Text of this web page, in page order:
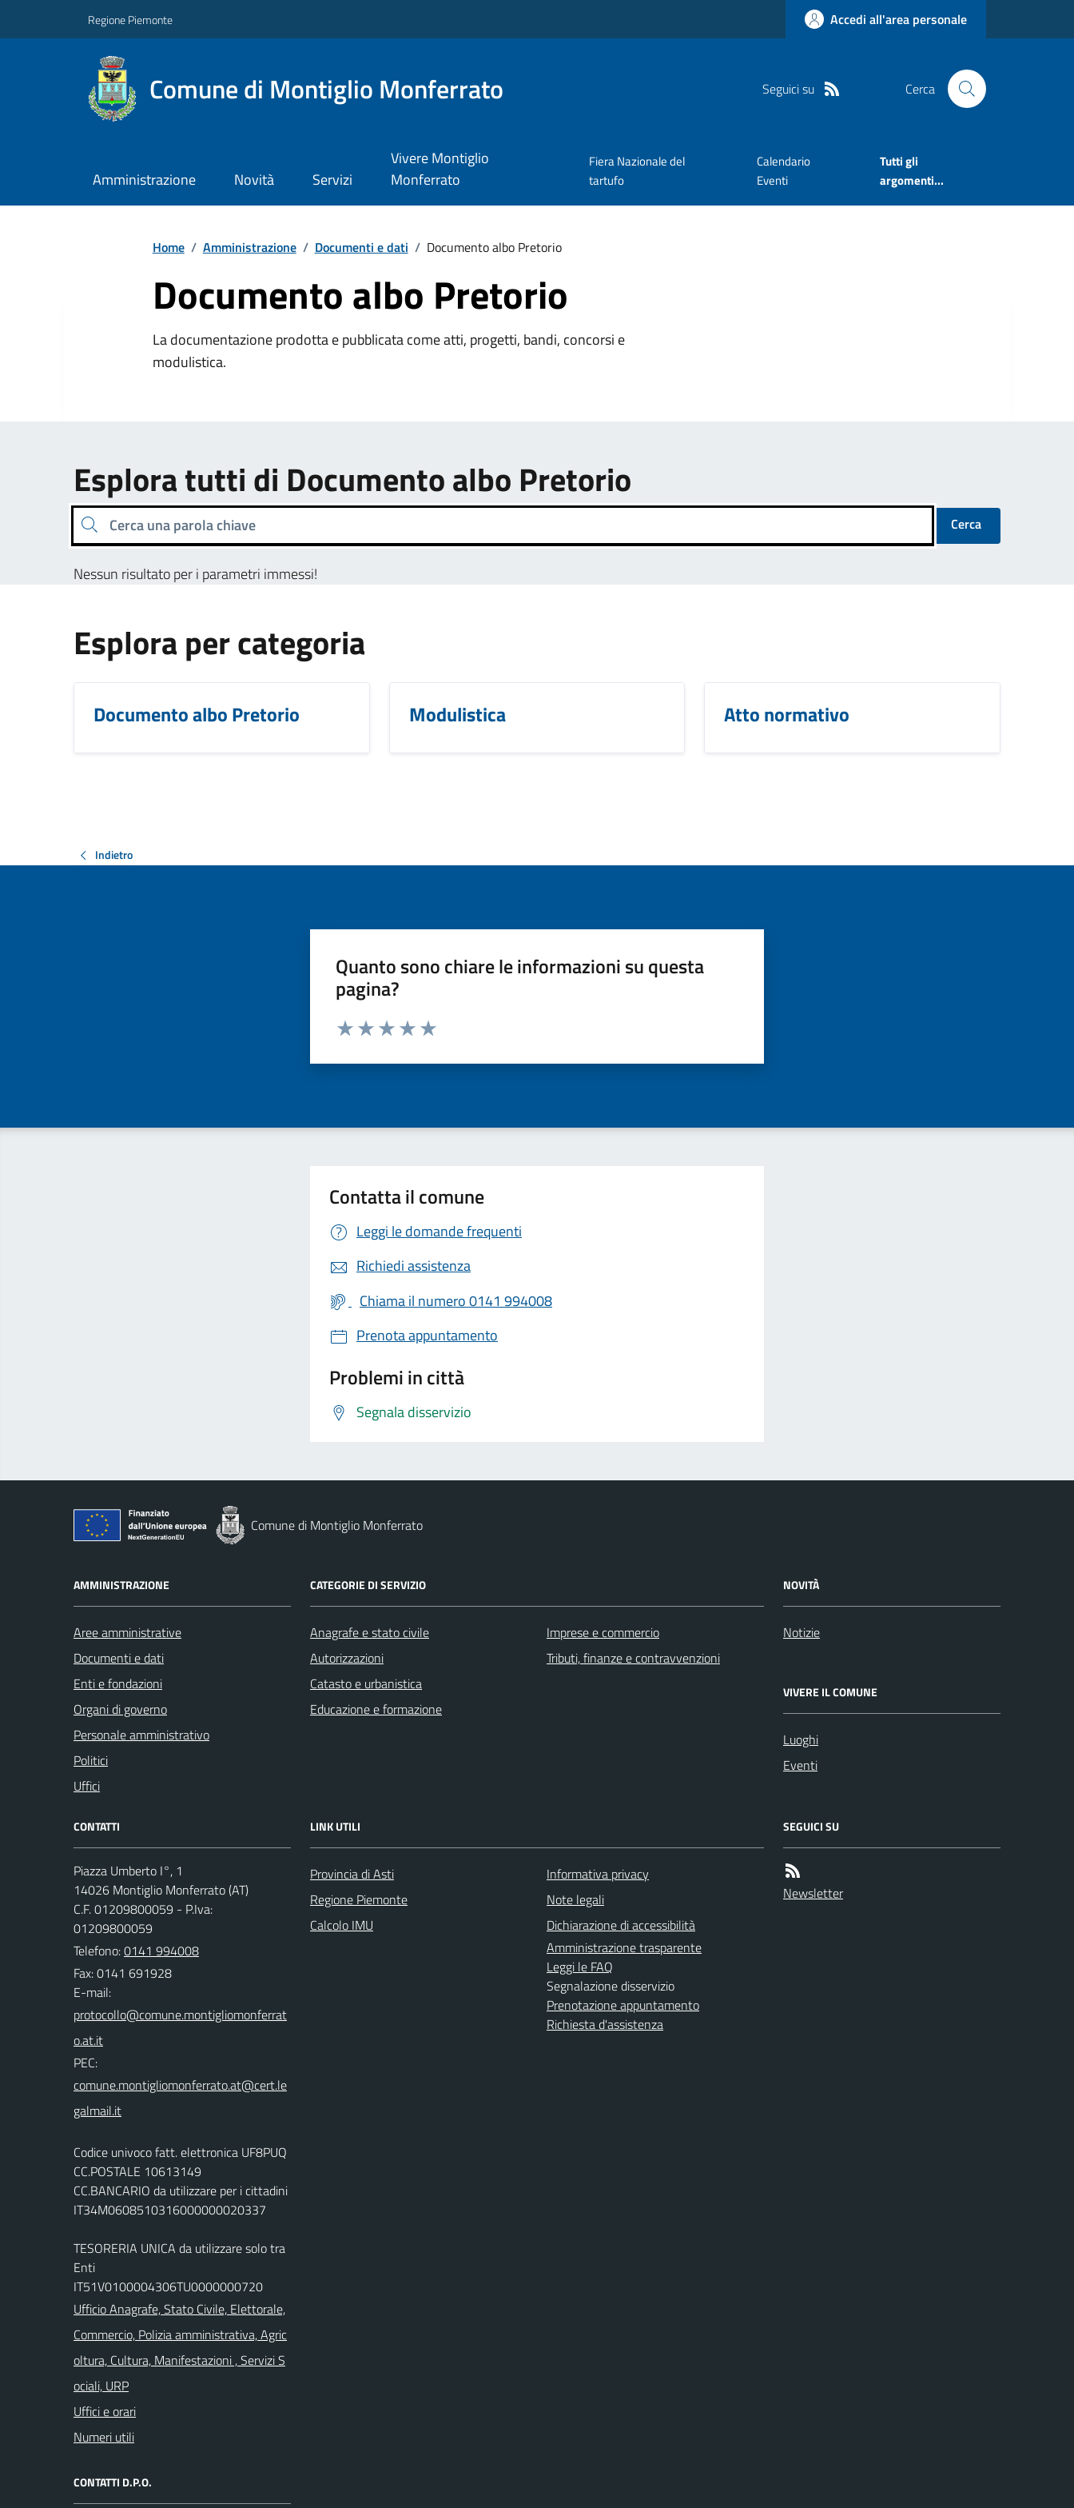
Regione Piemonte Accedi all'area personale
Comune di Montiglio Monferrato Seguici su Cerca
Amministrazione Novità Servizi
Vivere Montiglio
Monferrato
Fiera Nazionale del
tartufo
Calendario
Eventi
Tutti gli
argomenti...
Home / Amministrazione / Documenti e dati / Documento albo Pretorio
Documento albo Pretorio
La documentazione prodotta e pubblicata come atti, progetti, bandi, concorsi e
modulistica.
Esplora tutti di Documento albo Pretorio
Cerca una parola chiave Cerca
Nessun risultato per i parametri immessi!
Esplora per categoria
Documento albo Pretorio Modulistica Atto normativo
Indietro
Quanto sono chiare le informazioni su questa
pagina?
Valuta da 1 a 5 stelle la pagina
Contatta il comune
Leggi le domande frequenti
Richiedi assistenza
Chiama il numero 0141 994008
Prenota appuntamento
Problemi in città
Segnala disservizio
Comune di Montiglio Monferrato
AMMINISTRAZIONE
Aree amministrative
Documenti e dati
Enti e fondazioni
Organi di governo
Personale amministrativo
Politici
Uffici
CATEGORIE DI SERVIZIO
Anagrafe e stato civile
Autorizzazioni
Catasto e urbanistica
Educazione e formazione
Imprese e commercio
Tributi, finanze e contravvenzioni
NOVITÀ
Notizie
VIVERE IL COMUNE
Luoghi
Eventi
CONTATTI
Piazza Umberto I°, 1
14026 Montiglio Monferrato (AT)
C.F. 01209800059 - P.Iva:
01209800059
Telefono:0141 994008
Fax: 0141 691928
E-mail:
PEC:
Codice univoco fatt. elettronica UF8PUQ
CC.POSTALE 10613149
CC.BANCARIO da utilizzare per i cittadini
IT34M0608510316000000020337
TESORERIA UNICA da utilizzare solo tra
Enti
IT51V0100004306TU0000000720
Ufficio Anagrafe, Stato Civile, Elettorale,
Commercio, Polizia amministrativa, Agric
oltura, Cultura, Manifestazioni , Servizi S
ociali, URP
Uffici e orari
Numeri utili
CONTATTI D.P.O.
LINK UTILI
Provincia di Asti
Regione Piemonte
Calcolo IMU
Informativa privacy
Note legali
Dichiarazione di accessibilità
Amministrazione trasparente
Leggi le FAQ
Segnalazione disservizio
Prenotazione appuntamento
Richiesta d'assistenza
SEGUICI SU
Newsletter